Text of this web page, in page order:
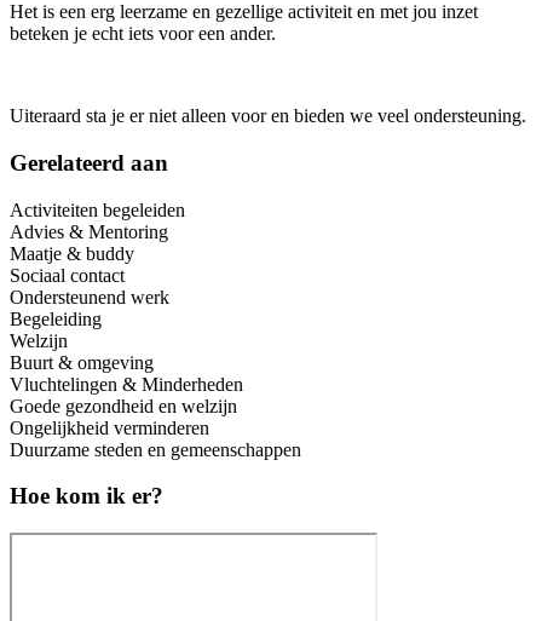
Het is een erg leerzame en gezellige activiteit en met jou inzet
beteken je echt iets voor een ander.
Uiteraard sta je er niet alleen voor en bieden we veel ondersteuning.
Gerelateerd aan
Activiteiten begeleiden
Advies & Mentoring
Maatje & buddy
Sociaal contact
Ondersteunend werk
Begeleiding
Welzijn
Buurt & omgeving
Vluchtelingen & Minderheden
Goede gezondheid en welzijn
Ongelijkheid verminderen
Duurzame steden en gemeenschappen
Hoe kom ik er?